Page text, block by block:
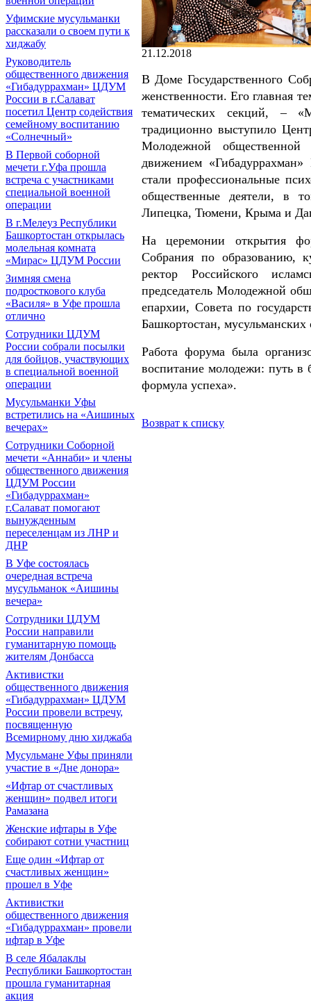
Уфимские мусульманки
рассказали о своем пути к
хиджабу
Руководитель
общественного движения
«Гибадуррахман» ЦДУМ
России в г.Салават
посетил Центр содействия
семейному воспитанию
«Солнечный»
В Первой соборной
мечети г.Уфа прошла
встреча с участниками
специальной военной
операции
В г.Мелеуз Республики
Башкортостан открылась
молельная комната
«Мирас» ЦДУМ России
Зимняя смена
подросткового клуба
«Василя» в Уфе прошла
отлично
Сотрудники ЦДУМ
России собрали посылки
для бойцов, участвующих
в специальной военной
операции
Мусульманки Уфы
встретились на «Аишиных
вечерах»
Сотрудники Соборной
мечети «Аннаби» и члены
общественного движения
ЦДУМ России
«Гибадуррахман»
г.Салават помогают
вынужденным
переселенцам из ЛНР и
ДНР
В Уфе состоялась
очередная встреча
мусульманок «Аишины
вечера»
Сотрудники ЦДУМ
России направили
гуманитарную помощь
жителям Донбасса
Активистки
общественного движения
«Гибадуррахман» ЦДУМ
России провели встречу,
посвященную
Всемирному дню хиджаба
Мусульмане Уфы приняли
участие в «Дне донора»
«Ифтар от счастливых
женщин» подвел итоги
Рамазана
Женские ифтары в Уфе
собирают сотни участниц
Еще один «Ифтар от
счастливых женщин»
прошел в Уфе
Активистки
общественного движения
«Гибадуррахман» провели
ифтар в Уфе
В селе Ябалаклы
Республики Башкортостан
прошла гуманитарная
акция
21.12.2018
В Доме Государственного
женственности. Его главная
тематических секций, –
традиционно выступило
Молодежной общественной
движением
стали профессиональные
общественные деятели, в
Липецка, Тюмени, Крыма и
На церемонии открытия
Собрания по образованию,
ректор Российского
председатель Молодежной
епархии, Совета по
Башкортостан, мусульманских
Работа форума была
воспитание молодежи: путь
формула успеха».
Возврат к списку